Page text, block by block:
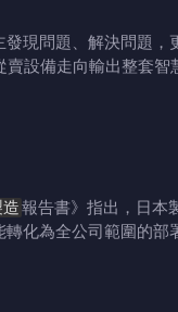
現問題、解決問題
設備走向輸出整套
報告書》指出，日本
化為全公司範圍的